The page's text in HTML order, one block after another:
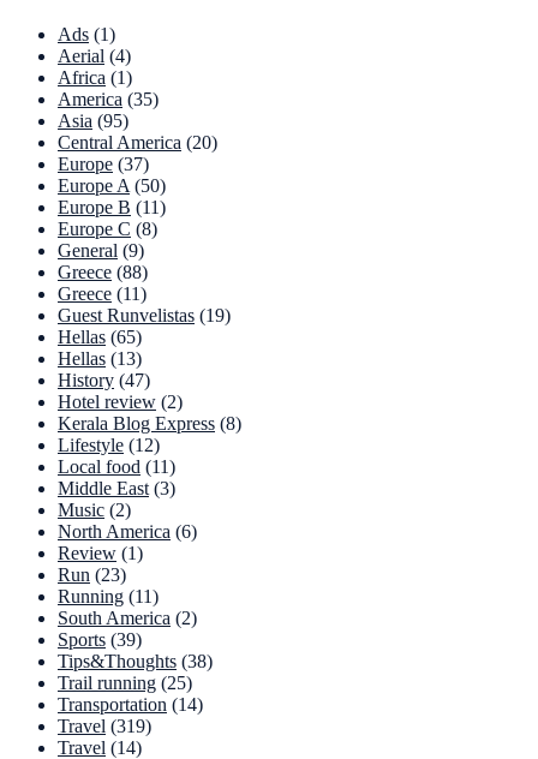
Ads (1)
Aerial (4)
Africa (1)
America (35)
Asia (95)
Central America (20)
Europe (37)
Europe A (50)
Europe B (11)
Europe C (8)
General (9)
Greece (88)
Greece (11)
Guest Runvelistas (19)
Hellas (65)
Hellas (13)
History (47)
Hotel review (2)
Kerala Blog Express (8)
Lifestyle (12)
Local food (11)
Middle East (3)
Music (2)
North America (6)
Review (1)
Run (23)
Running (11)
South America (2)
Sports (39)
Tips&Thoughts (38)
Trail running (25)
Transportation (14)
Travel (319)
Travel (14)